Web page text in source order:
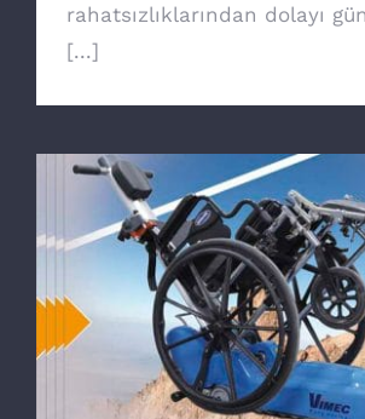
rahatsızlıklarından dolayı
[...]
Mobil Paletli Merdiven